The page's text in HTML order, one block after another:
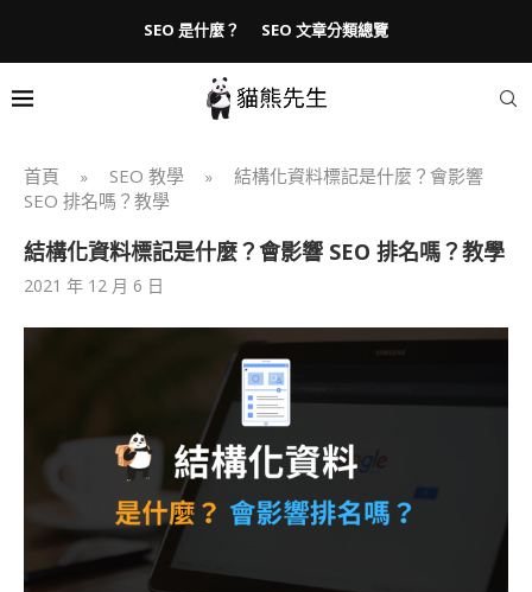
SEO 是什麼？ SEO 文章分類總覽
首頁 » SEO 教學 »
結構化資料標記是什麼？會影響
SEO 排名嗎？教學
結構化資料標記是什麼？會影響 SEO 排名嗎？教學
2021 年 12 月 6 日